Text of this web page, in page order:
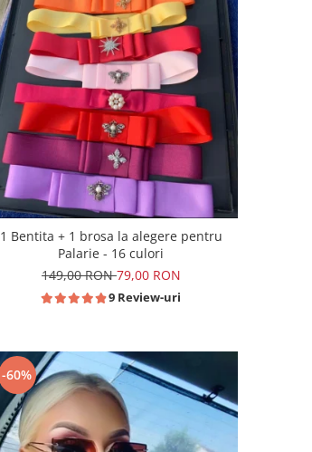
1 Bentita + 1 brosa la alegere pentru
Palarie - 16 culori
149,00 RON79,00 RON
9 Review-uri
-60%